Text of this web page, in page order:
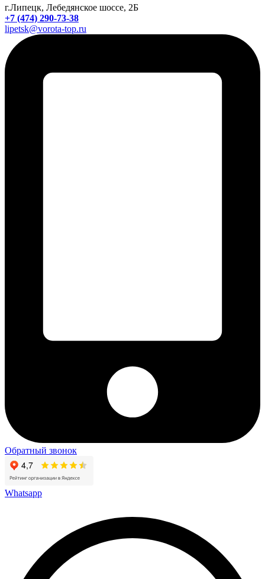
г.Липецк, Лебедянское шоссе, 2Б
+7 (474) 290-73-38
lipetsk@vorota-top.ru
Обратный звонок
Whatsapp